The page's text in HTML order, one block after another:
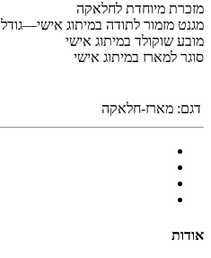
מזכרת מיוחדת לחלאקה
מגנט מזמור לתודה במיתוג אישי—גודל 10*15 ס״מ
מובע שוקולד במיתוג אישי
סוגר למארז במיתוג אישי
דגם: מארז-חלאקה
אודות